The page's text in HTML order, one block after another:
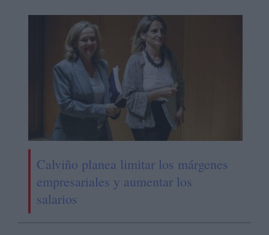
Calviño planea limitar los márgenes
empresariales y aumentar los
salarios